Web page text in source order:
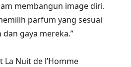
membangun image diri.
parfum yang sesuai
gaya mereka.”
La Nuit de l’Homme